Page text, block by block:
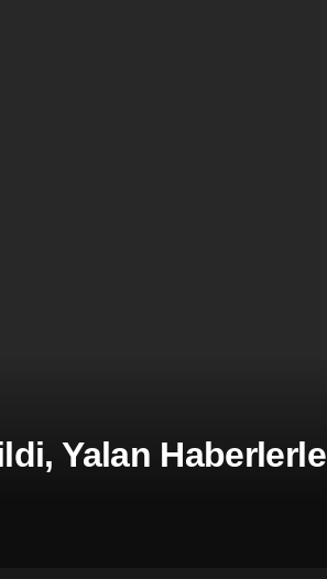
Yalan Haberlerle